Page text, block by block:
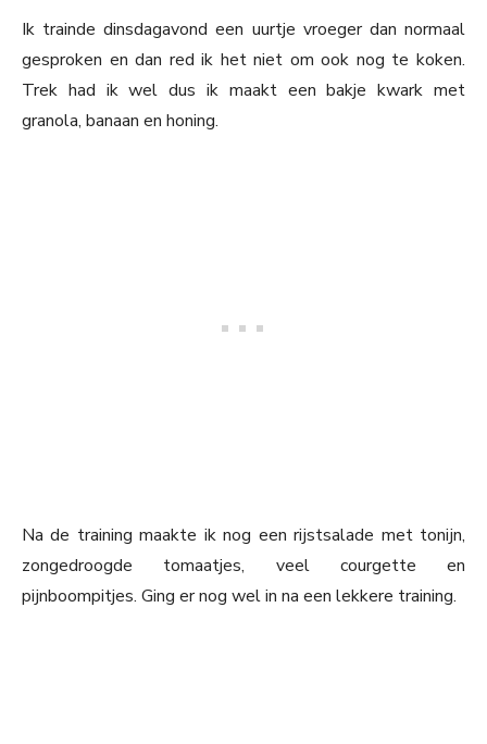
Ik trainde dinsdagavond een uurtje vroeger dan normaal
gesproken en dan red ik het niet om ook nog te koken.
Trek had ik wel dus ik maakt een bakje kwark met
granola, banaan en honing.
Na de training maakte ik nog een rijstsalade met tonijn,
zongedroogde tomaatjes, veel courgette en
pijnboompitjes. Ging er nog wel in na een lekkere training.